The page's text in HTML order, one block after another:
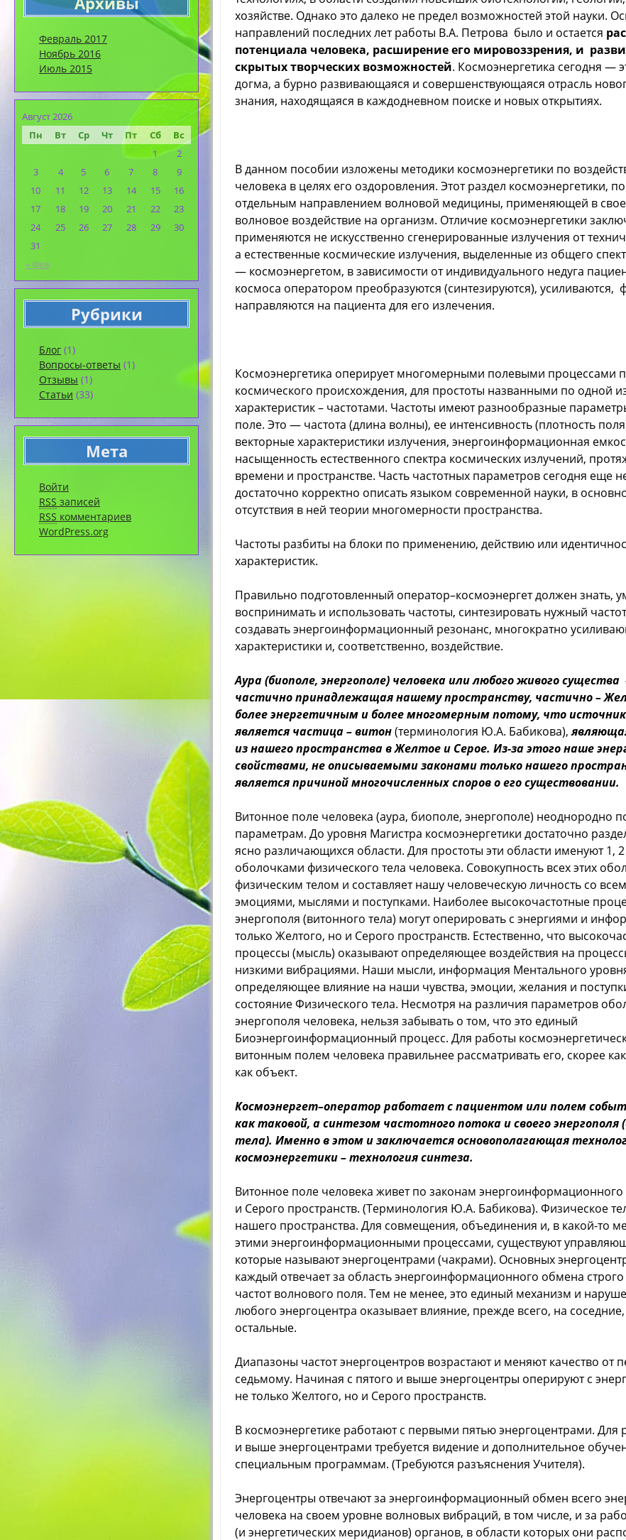
Февраль 2017
Ноябрь 2016
Июль 2015
Август 2026
Пн
Вт Ср Чт Пт Сб Вс
« Фев
1
2
3
4 5 6 7 8
9
10
11 12 13 14 15
16
17
18 19 20 21 22
23
24
25 26 27 28 29
30
31
Рубрики
Блог (1)
Вопросы-ответы (1)
Отзывы (1)
Статьи (33)
Мета
Войти
RSS записей
RSS комментариев
WordPress.org
хозяйстве. Однако это далеко не предел возможностей этой науки.
направлений последних лет работы В.А. Петрова было и остается
потенциала человека, расширение его мировоззрения, и
скрытых творческих возможностей. Космоэнергетика сегодня —
догма, а бурно развивающаяся и совершенствующаяся отрасль
знания, находящаяся в каждодневном поиске и новых открытиях.
В данном пособии изложены методики космоэнергетики по
человека в целях его оздоровления. Этот раздел космоэнергетики, по
отдельным направлением волновой медицины, применяющей в
волновое воздействие на организм. Отличие космоэнергетики
применяются не искусственно сгенерированные излучения от
а естественные космические излучения, выделенные из общего
— космоэнергетом, в зависимости от индивидуального недуга
космоса оператором преобразуются (синтезируются), усиливаются,
направляются на пациента для его излечения.
Космоэнергетика оперирует многомерными полевыми процессами
космического происхождения, для простоты названными по одной
характеристик – частотами. Частоты имеют разнообразные
поле. Это — частота (длина волны), ее интенсивность (плотность
векторные характеристики излучения, энергоинформационная
насыщенность естественного спектра космических излучений,
времени и пространстве. Часть частотных параметров сегодня еще
достаточно корректно описать языком современной науки, в
отсутствия в ней теории многомерности пространства.
Частоты разбиты на блоки по применению, действию или
характеристик.
Правильно подготовленный оператор–космоэнергет должен знать,
воспринимать и использовать частоты, синтезировать нужный
создавать энергоинформационный резонанс, многократно
характеристики и, соответственно, воздействие.
Аура (биополе, энергополе) человека или любого живого
частично принадлежащая нашему пространству, частично –
более энергетичным и более многомерным потому, что
является частица – витон(терминология Ю.А. Бабикова),
из нашего пространства в Желтое и Серое. Из-за этого наше
свойствами, не описываемыми законами только нашего
является причиной многочисленных споров о его существовании.
Витонное поле человека (аура, биополе, энергополе) неоднородно
параметрам. До уровня Магистра космоэнергетики достаточно
ясно различающихся области. Для простоты эти области именуют 1, 2
оболочками физического тела человека. Совокупность всех этих
физическим телом и составляет нашу человеческую личность со
эмоциями, мыслями и поступками. Наиболее высокочастотные
энергополя (витонного тела) могут оперировать с энергиями и
только Желтого, но и Серого пространств. Естественно, что
процессы (мысль) оказывают определяющее воздействия на
низкими вибрациями. Наши мысли, информация Ментального
определяющее влияние на наши чувства, эмоции, желания и
состояние Физического тела. Несмотря на различия параметров
энергополя человека, нельзя забывать о том, что это единый
Биоэнергоинформационный процесс. Для работы
витонным полем человека правильнее рассматривать его, скорее
как объект.
Космоэнергет–оператор работает с пациентом или полем
как таковой, а синтезом частотного потока и своего энергополя
тела). Именно в этом и заключается основополагающая
космоэнергетики – технология синтеза.
Витонное поле человека живет по законам
и Серого пространств. (Терминология Ю.А. Бабикова). Физическое
нашего пространства. Для совмещения, объединения и, в какой-то
этими энергоинформационными процессами, существуют
которые называют энергоцентрами (чакрами). Основных
каждый отвечает за область энергоинформационного обмена
частот волнового поля. Тем не менее, это единый механизм и
любого энергоцентра оказывает влияние, прежде всего, на
остальные.
Диапазоны частот энергоцентров возрастают и меняют качество от
седьмому. Начиная с пятого и выше энергоцентры оперируют с
не только Желтого, но и Серого пространств.
В космоэнергетике работают с первыми пятью энергоцентрами. Для
и выше энергоцентрами требуется видение и дополнительное
специальным программам. (Требуются разъяснения Учителя).
Энергоцентры отвечают за энергоинформационный обмен всего
человека на своем уровне волновых вибраций, в том числе, и за
(и энергетических меридианов) органов, в области которых они